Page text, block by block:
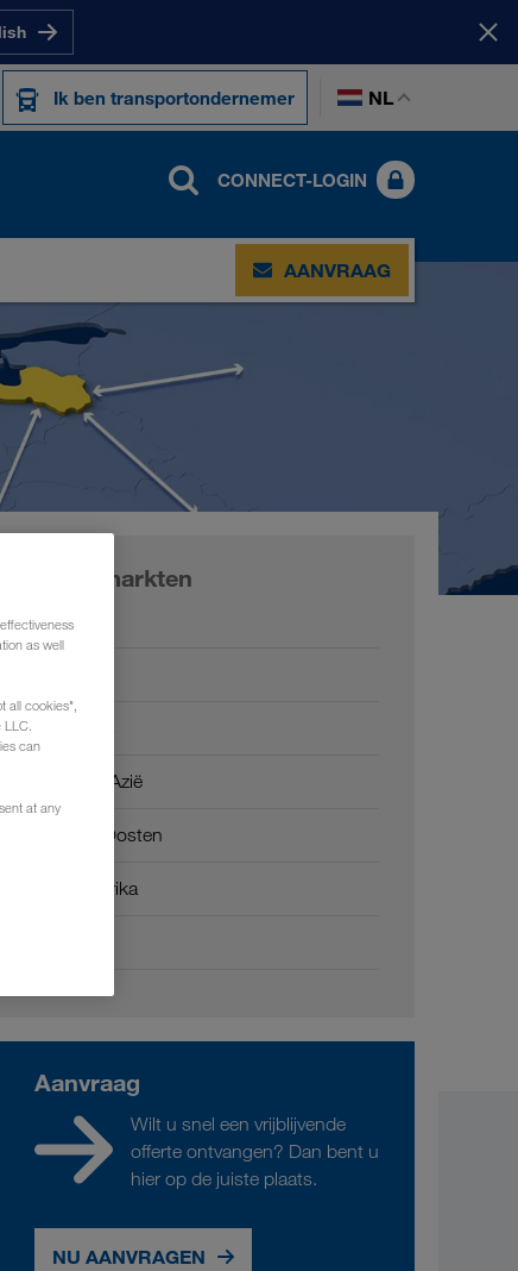
Ik ben transportondernemer NL
CONNECT-LOGIN
AANVRAAG
Onze markten
Europa
Centraal-Azië
Midden-Oosten
Noord-Afrika
Aanvraag
Wilt u snel een vrijblijvende
offerte ontvangen? Dan bent u
hier op de juiste plaats.
NU AANVRAGEN
as well
all cookies",
LLC.
can
at any